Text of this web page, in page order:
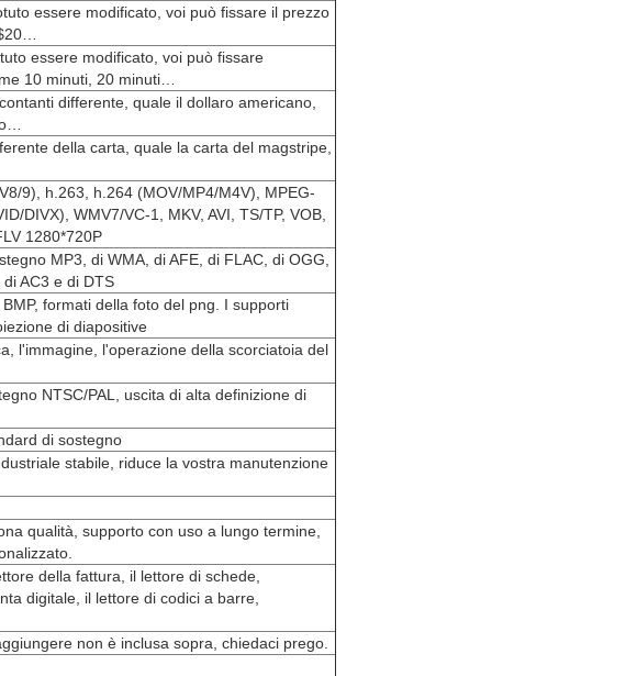
essere modificato, voi può fissare il prezzo
essere modificato, voi può fissare
10 minuti, 20 minuti…
differente, quale il dollaro americano,
della carta, quale la carta del magstripe,
9), h.263, h.264 (MOV/MP4/M4V), MPEG-
DIVX), WMV7/VC-1, MKV, AVI, TS/TP, VOB,
1280*720P
MP3, di WMA, di AFE, di FLAC, di OGG,
AC3 e di DTS
formati della foto del png. I supporti
di diapositive
l'immagine, l'operazione della scorciatoia del
NTSC/PAL, uscita di alta definizione di
di sostegno
stabile, riduce la vostra manutenzione
qualità, supporto con uso a lungo termine,
della fattura, il lettore di schede,
digitale, il lettore di codici a barre,
non è inclusa sopra, chiedaci prego.